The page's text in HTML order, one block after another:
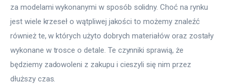
za modelami wykonanymi w sposób solidny. Choć na rynku
jest wiele krzeseł o wątpliwej jakości to możemy znaleźć
również te, w których użyto dobrych materiałów oraz zostały
wykonane w trosce o detale. Te czynniki sprawią, że
będziemy zadowoleni z zakupu i cieszyli się nim przez
dłuższy czas.